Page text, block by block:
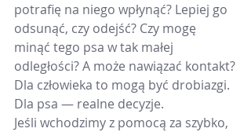
potrafię na niego wpłynąć? Lepiej go
odsunąć, czy odejść? Czy mogę
minąć tego psa w tak małej
odległości? A może nawiązać kontakt?
Dla człowieka to mogą być drobiazgi.
Dla psa — realne decyzje.
Jeśli wchodzimy z pomocą za szybko,